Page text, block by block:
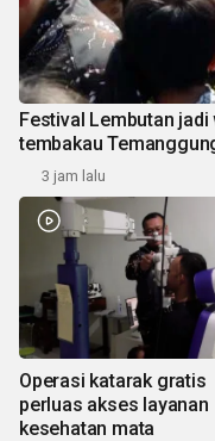
Festival Lembutan
tembakau
3 jam lalu
Operasi katarak gratis
perluas akses layanan
kesehatan mata